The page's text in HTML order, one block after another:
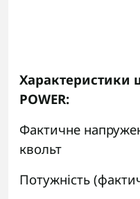
Характеристики
POWER:
Фактичне
квольт
Потужність